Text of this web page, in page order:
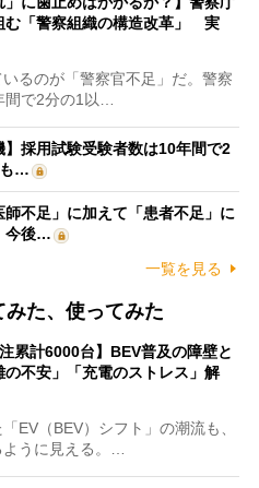
む「警察組織の構造改革」 実
るのが「警察官不足」だ。警察
間で2分の1以…
】採用試験受験者数は10年間で2
…
師不足」に加えて「患者不足」に
今後…
一覧を見る
た、使ってみた
累計6000台】BEV普及の障壁と
の不安」「充電のストレス」解
EV（BEV）シフト」の潮流も、
ように見える。…